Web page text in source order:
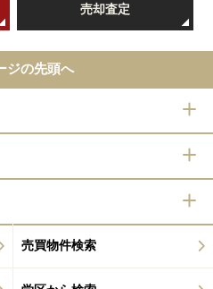
売却査定
ジの先頭へ
売買物件検索